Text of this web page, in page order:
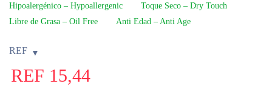
Hipoalergénico – Hypoallergenic
Toque Seco – Dry Touch
Libre de Grasa – Oil Free
Anti Edad – Anti Age
REF
REF 15,44